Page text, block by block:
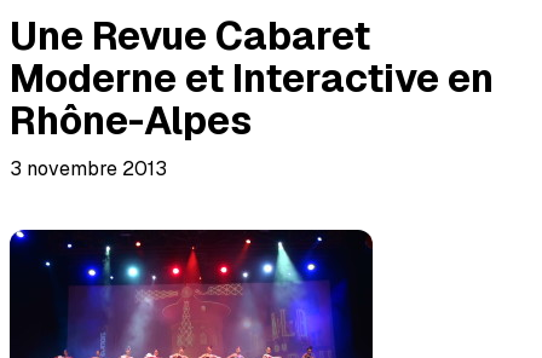
Une Revue Cabaret
Moderne et Interactive en
Rhône-Alpes
3 novembre 2013